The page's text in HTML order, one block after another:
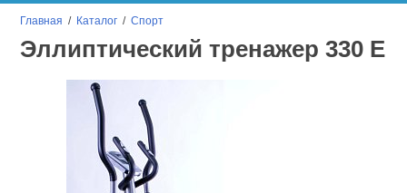
Главная / Каталог /Спорт
Эллиптический тренажер 330 E